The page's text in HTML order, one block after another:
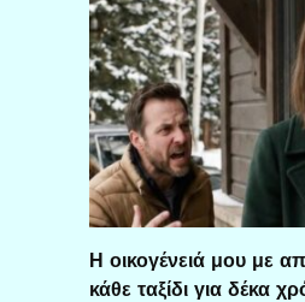
Η οικογένειά μου με
κάθε ταξίδι για δέκα